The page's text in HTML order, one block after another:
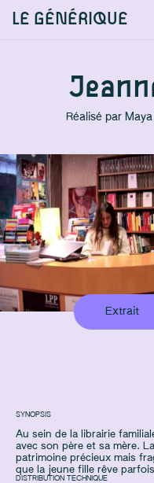
LE GÉNÉRIQUE
Réalisé par
Extrait
SYNOPSIS
Au sein de la librairie
avec son père et sa mère.
patrimoine précieux mais
que la jeune fille rêve
DISTRIBUTION TECHNIQUE